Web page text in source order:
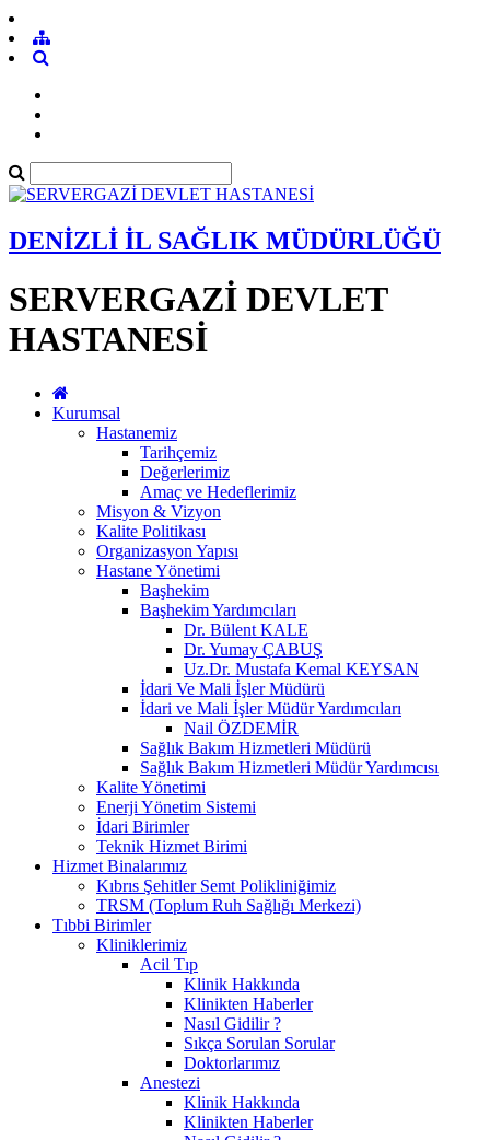
DENİZLİ İL SAĞLIK MÜDÜRLÜĞÜ
SERVERGAZİ DEVLET
HASTANESİ
Kurumsal
Hastanemiz
Tarihçemiz
Değerlerimiz
Amaç ve Hedeflerimiz
Misyon & Vizyon
Kalite Politikası
Organizasyon Yapısı
Hastane Yönetimi
Başhekim
Başhekim Yardımcıları
Dr. Bülent KALE
Dr. Yumay ÇABUŞ
Uz.Dr. Mustafa Kemal KEYSAN
İdari Ve Mali İşler Müdürü
İdari ve Mali İşler Müdür Yardımcıları
Nail ÖZDEMİR
Sağlık Bakım Hizmetleri Müdürü
Sağlık Bakım Hizmetleri Müdür Yardımcısı
Kalite Yönetimi
Enerji Yönetim Sistemi
İdari Birimler
Teknik Hizmet Birimi
Hizmet Binalarımız
Kıbrıs Şehitler Semt Polikliniğimiz
TRSM (Toplum Ruh Sağlığı Merkezi)
Tıbbi Birimler
Kliniklerimiz
Acil Tıp
Klinik Hakkında
Klinikten Haberler
Nasıl Gidilir ?
Sıkça Sorulan Sorular
Doktorlarımız
Anestezi
Klinik Hakkında
Klinikten Haberler